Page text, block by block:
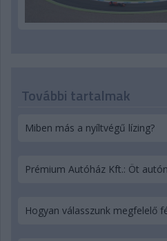
További tartalmak
Miben más a nyíltvégű lízing?
Prémium Autóház Kft.: Öt
Hogyan válasszunk megfelelő